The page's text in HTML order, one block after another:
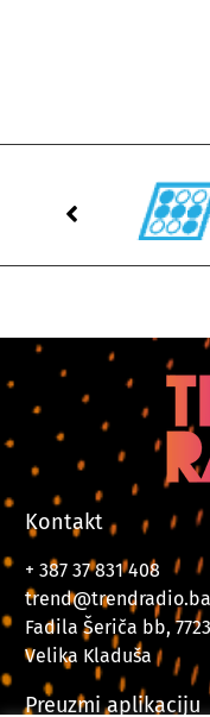
Kontakt
+ 387 37 831 408
trend@trendradio.ba
Fadila Šeriča bb,
Velika Kladuša
Preuzmi aplikaciju